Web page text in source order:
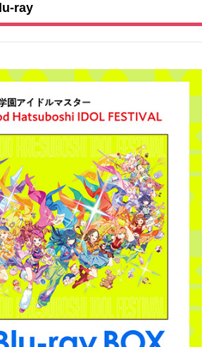
ASOBI STAGE
プレミアム会員とは
ーカラーズ
アライヴ
ray